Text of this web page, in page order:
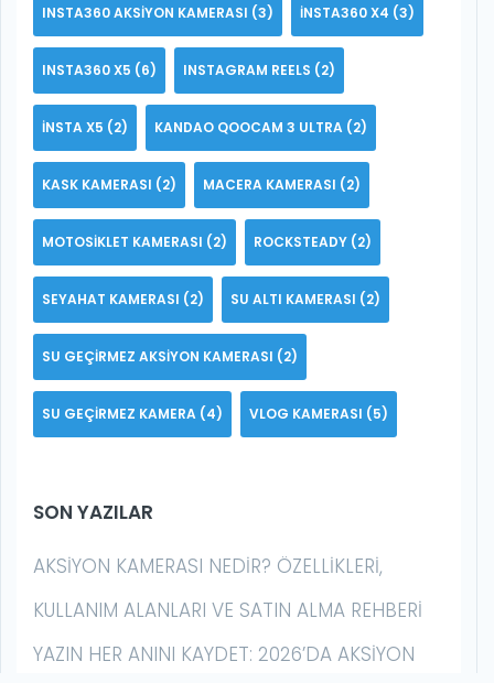
INSTA360 AKSIYON KAMERASI (3) INSTA360 X4 (3)
INSTA360 X5 (6) INSTAGRAM REELS (2)
INSTA X5 (2) KANDAO QOOCAM 3 ULTRA (2)
KASK KAMERASI (2) MACERA KAMERASI (2)
MOTOSIKLET KAMERASI (2) ROCKSTEADY (2)
SEYAHAT KAMERASI (2) SU ALTI KAMERASI (2)
SU GEÇIRMEZ AKSIYON KAMERASI (2)
SU GEÇIRMEZ KAMERA (4) VLOG KAMERASI (5)
SON YAZILAR
AKSIYON KAMERASI NEDIR? ÖZELLIKLERI,
KULLANIM ALANLARI VE SATIN ALMA REHBERI
YAZIN HER ANINI KAYDET: 2026’DA AKSIYON